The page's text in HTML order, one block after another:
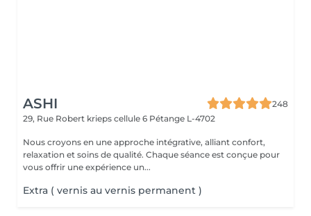
ASHI
248
29, Rue Robert krieps cellule 6 Pétange L-4702
Nous croyons en une approche intégrative, alliant confort,
relaxation et soins de qualité. Chaque séance est conçue pour
vous offrir une expérience un...
Extra ( vernis au vernis permanent )